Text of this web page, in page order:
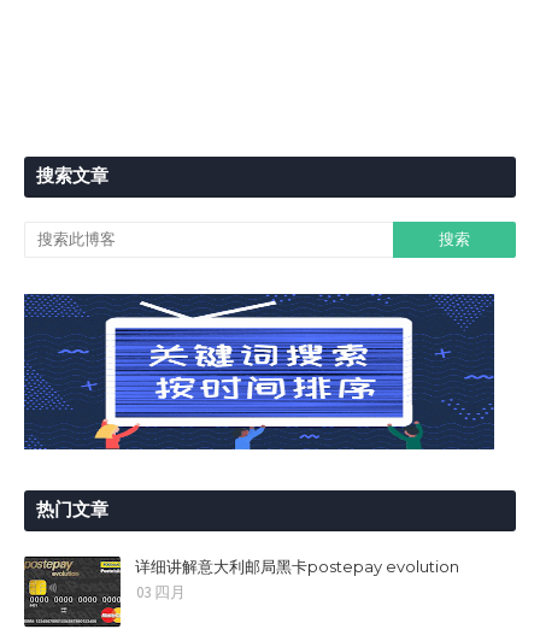
搜索文章
热门文章
详细讲解意大利邮局黑卡postepay evolution
03 四月